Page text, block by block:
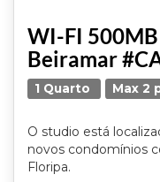
WI-FI 500MB
Beiramar
1 Quarto Max 2
O studio está
novos condomínios
Floripa.